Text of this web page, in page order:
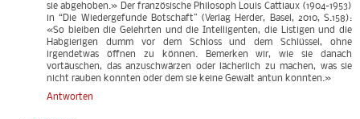
sie abgehoben.» Der französische Philosoph Louis Cattiaux (1904-1953)
in “Die Wiedergefunde Botschaft” (Verlag Herder, Basel, 2010, S.158):
«So bleiben die Gelehrten und die Intelligenten, die Listigen und die
Habgierigen dumm vor dem Schloss und dem Schlüssel, ohne
irgendetwas öffnen zu können. Bemerken wir, wie sie danach
vortäuschen, das anzuschwärzen oder lächerlich zu machen, was sie
nicht rauben konnten oder dem sie keine Gewalt antun konnten.»
Antworten